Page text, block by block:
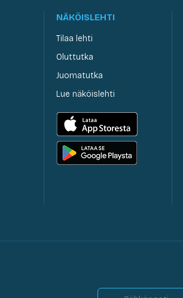
NÄKÖISLEHTI
Tilaa lehti
Oluttutka
Juomatutka
Lue näköislehti